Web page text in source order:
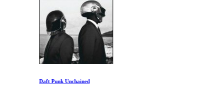
Daft Punk Unchained